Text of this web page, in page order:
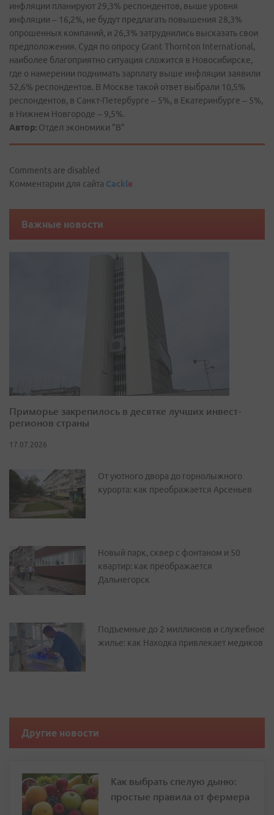
инфляции планируют 29,3% респондентов, выше уровня
инфляции – 16,2%, не будут предлагать повышения 28,3%
опрошенных компаний, и 26,3% затруднились высказать свои
предположения. Судя по опросу Grant Thornton International,
наиболее благоприятно ситуация сложится в Новосибирске,
где о намерении поднимать зарплату выше инфляции заявили
52,6% респондентов. В Москве такой ответ выбрали 10,5%
респондентов, в Санкт-Петербурге – 5%, в Екатеринбурге – 5%,
в Нижнем Новгороде – 9,5%.
Автор: Отдел экономики "В"
Comments are disabled
Комментарии для сайта Cackle
Важные новости
Приморье закрепилось в десятке лучших инвест-
регионов страны
17.07.2026
От уютного двора до горнолыжного
курорта: как преображается Арсеньев
Новый парк, сквер с фонтаном и 50
квартир: как преображается
Дальнегорск
Подъемные до 2 миллионов и служебное
жилье: как Находка привлекает медиков
Другие новости
Как выбрать спелую дыню:
простые правила от фермера